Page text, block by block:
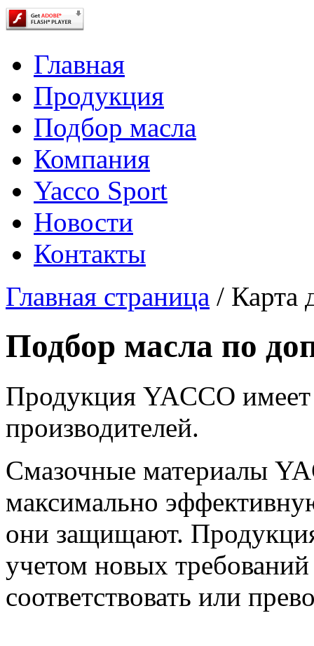
Главная
Продукция
Подбор масла
Компания
Yacco Sport
Новости
Контакты
Главная страница / Карта
Подбор масла по
Продукция YACCO
производителей.
Смазочные материалы
максимально
они защищают.
учетом новых
соответствовать или